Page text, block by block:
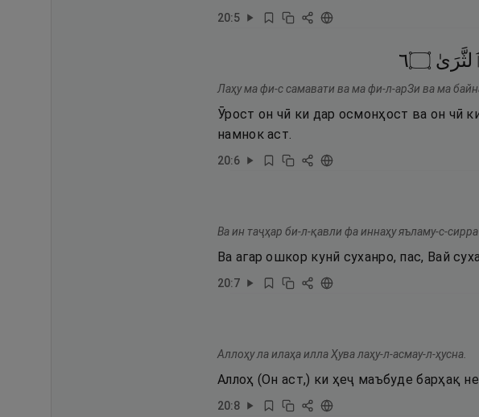
20:5
۝٦
Лаҳу ма фи-с самавати ва ма фи-л-арЗи ва ма
Ӯрост он чӣ ки дар осмонҳост ва он чӣ
намнок аст.
20:6
Ва ин таҷҳар би-л-қавли фа иннаҳу яъламу-с-сирра
Ва агар ошкор кунӣ суханро, пас, Вай
20:7
Аллоҳу ла илаҳа илла Ҳува лаҳу-л-асмау-л-ҳусна.
Аллоҳ (Он аст,) ки ҳеҷ маъбуде барҳақ
20:8